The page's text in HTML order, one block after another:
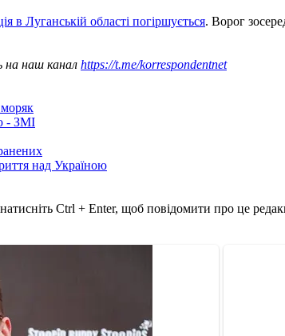
в Луганській області погіршується. Ворог
на наш канал https://t.me/korrespondentnet
- ЗМІ
над Україною
Ctrl + Enter, щоб повідомити про це